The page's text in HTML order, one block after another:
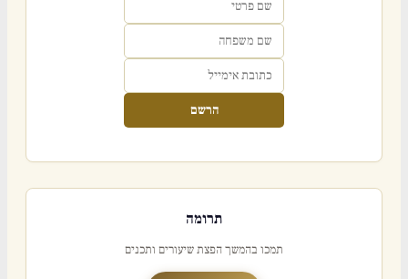
הרשם
תרומה
תמכו בהמשך הפצת שיעורים ותכנים